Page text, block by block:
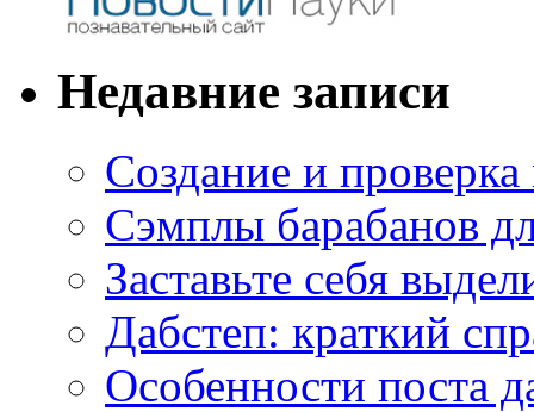
Недавние записи
Создание и
Сэмплы барабанов
Заставьте себя
Дабстеп: краткий
Особенности поста